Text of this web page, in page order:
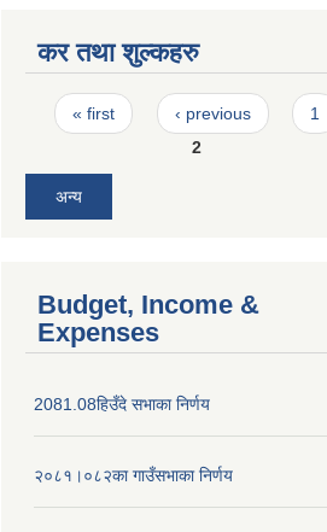
कर तथा शुल्कहरु
Pages
« first ‹ previous
1
2
अन्य
Budget, Income &
Expenses
2081.08हिउँदे सभाका निर्णय
२०८१।०८२का गाउँसभाका निर्णय